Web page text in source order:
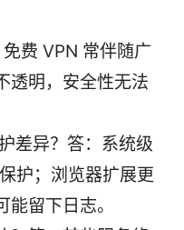
费 VPN 常伴随广
透明，安全性无法
差异？答：系统级
护；浏览器扩展更
留下日志。